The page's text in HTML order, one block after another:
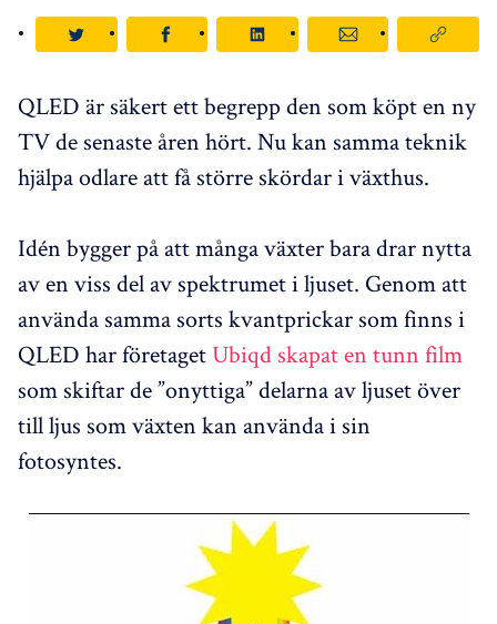
QLED är säkert ett begrepp den som köpt en ny
TV de senaste åren hört. Nu kan samma teknik
hjälpa odlare att få större skördar i växthus.
Idén bygger på att många växter bara drar nytta
av en viss del av spektrumet i ljuset. Genom att
använda samma sorts kvantprickar som finns i
QLED har företagetUbiqd skapat en tunn film
som skiftar de ”onyttiga” delarna av ljuset över
till ljus som växten kan använda i sin
fotosyntes.